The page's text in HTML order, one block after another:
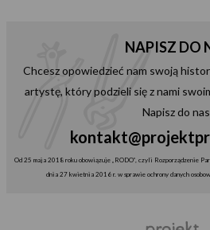
NAPISZ DO
Chcesz opowiedzieć nam swoją
artystę, który podzieli się z nami
Napisz do
Od 25 maja 2018 roku obowiązuje „RODO”, czyli Rozporządzenie
dnia 27 kwietnia 2016 r. w sprawie ochrony danych